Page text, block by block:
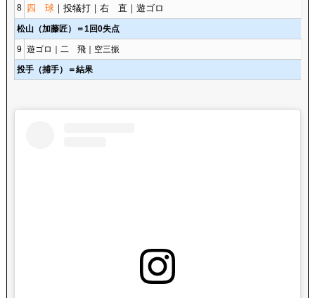
8 四 球｜投犠打｜右 直｜遊ゴロ
松山（加藤匠）＝1回0失点
9 遊ゴロ｜二 飛｜空三振
投手（捕手）＝結果